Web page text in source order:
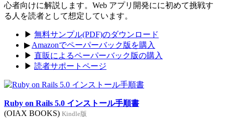
心者向けに解説します。Web アプリ開発にに初めて挑戦す
る人を読者として想定しています。
▶ 無料サンプル(PDF)のダウンロード
▶ Amazonでペーパーバック版を購入
▶ 直販によるペーパーバック版の購入
▶ 読者サポートページ
Ruby on Rails 5.0 インストール手順書
(OIAX BOOKS) Kindle版